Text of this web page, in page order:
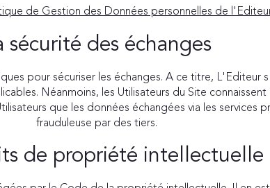
de Gestion des Données personnelles de
sécurité des échanges
pour sécuriser les échanges. A ce titre,
Néanmoins, les Utilisateurs du Site
que les données échangées via les
frauduleuse par des tiers.
de propriété intellectuelle